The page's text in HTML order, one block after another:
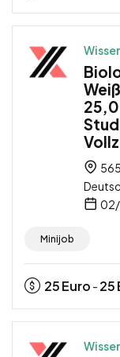
Minijob
25Euro - 25